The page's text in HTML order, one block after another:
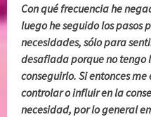
Con qué frecuencia he
luego he seguido los pasos
necesidades, sólo para
desafiada porque no tengo
conseguirlo. Si entonces
controlar o influir en la
necesidad, por lo general